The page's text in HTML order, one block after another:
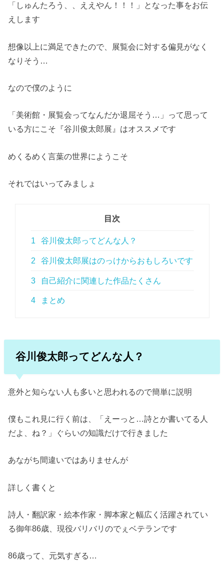
「しゅんたろう、、ええやん！！！」となった事をお伝
えします
想像以上に満足できたので、展覧会に対する偏見がなく
なりそう…
なので僕のように
「美術館・展覧会ってなんだか退屈そう…」って思って
いる方にこそ『谷川俊太郎展』はオススメです
めくるめく言葉の世界にようこそ
それではいってみましょ
目次
1 谷川俊太郎ってどんな人？
2 谷川俊太郎展はのっけからおもしろいです
3 自己紹介に関連した作品たくさん
4 まとめ
谷川俊太郎ってどんな人？
意外と知らない人も多いと思われるので簡単に説明
僕もこれ見に行く前は、「えーっと…詩とか書いてる人
だよ、ね？」ぐらいの知識だけで行きました
あながち間違いではありませんが
詳しく書くと
詩人・翻訳家・絵本作家・脚本家と幅広く活躍されてい
る御年86歳、現役バリバリのでぇベテランです
86歳って、元気すぎる…